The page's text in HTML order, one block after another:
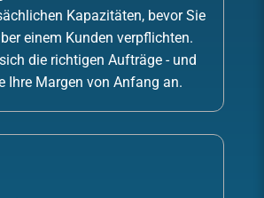
Kapazitäten, bevor Sie
einem Kunden verpflichten.
die richtigen Aufträge - und
Ihre Margen von Anfang an.